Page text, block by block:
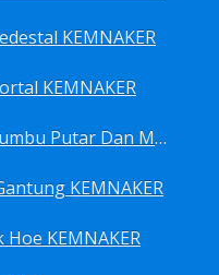
KEMNAKER
KEMNAKER
Sertifikasi Crane/Keran Sumbu Putar Dan Mesin Pancang KEMNAKER
KEMNAKER
KEMNAKER